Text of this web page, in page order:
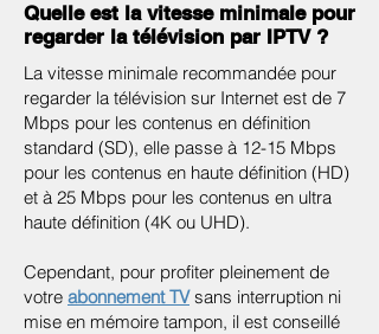
Quelle est la vitesse minimale pour
regarder la télévision par IPTV ?
La vitesse minimale recommandée pour
regarder la télévision sur Internet est de 7
Mbps pour les contenus en définition
standard (SD), elle passe à 12-15 Mbps
pour les contenus en haute définition (HD)
et à 25 Mbps pour les contenus en ultra
haute définition (4K ou UHD).
Cependant, pour profiter pleinement de
votre abonnement TVsans interruption ni
mise en mémoire tampon, il est conseillé